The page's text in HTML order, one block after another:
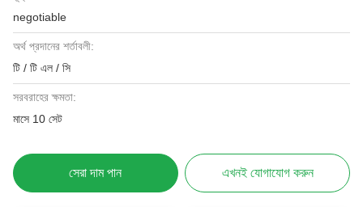
negotiable
অর্থ প্রদানের শর্তাবলী:
টি / টি এল / সি
সরবরাহের ক্ষমতা:
মাসে 10 সেট
সেরা দাম পান এখনই যোগাযোগ করুন